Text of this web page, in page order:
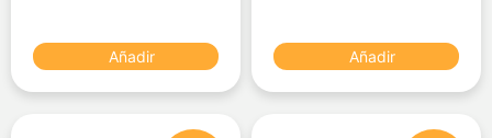
Añadir Añadir